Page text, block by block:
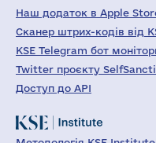
Наш додаток в Apple
Сканер штрих-кодів від
KSE Telegram бот
Twitter проєкту
Доступ до API